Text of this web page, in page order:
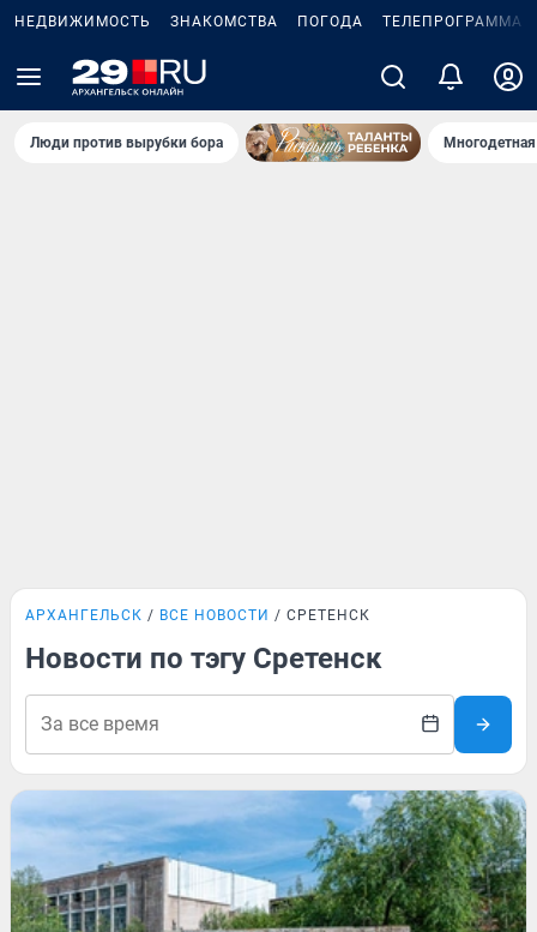
НЕДВИЖИМОСТЬ ЗНАКОМСТВА ПОГОДА ТЕЛЕПРОГРАММА
Люди против вырубки бора
АРХАНГЕЛЬСК ВСЕ НОВОСТИ СРЕТЕНСК
Новости по тэгу Сретенск